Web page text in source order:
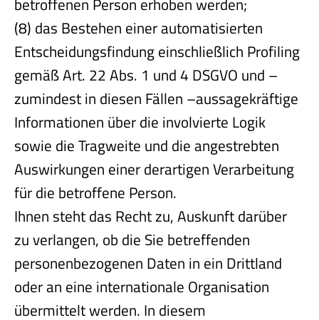
(8) das Bestehen einer automatisierten
Entscheidungsfindung einschließlich Profiling
gemäß Art. 22 Abs. 1 und 4 DSGVO und –
zumindest in diesen Fällen –aussagekräftige
Informationen über die involvierte Logik
sowie die Tragweite und die angestrebten
Auswirkungen einer derartigen Verarbeitung
für die betroffene Person.
Ihnen steht das Recht zu, Auskunft darüber
zu verlangen, ob die Sie betreffenden
personenbezogenen Daten in ein Drittland
oder an eine internationale Organisation
übermittelt werden. In diesem